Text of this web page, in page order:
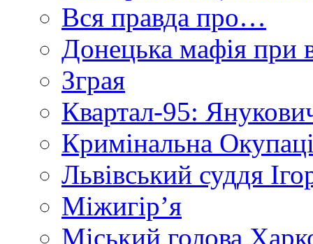
Вся правда про…
Донецька мафія при
Зграя
Квартал-95:
Кримінальна
Львівський суддя
Міжигір’я
Міський голова